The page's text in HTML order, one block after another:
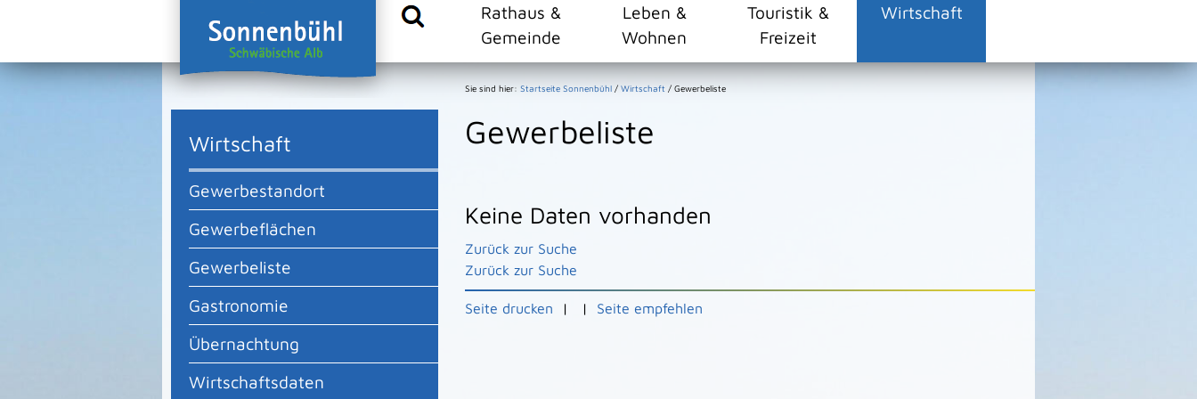
Rathaus &
Gemeinde
Leben &
Wohnen
Touristik &
Freizeit
Wirtschaft
Wirtschaft
Gewerbestandort
Gewerbeflächen
Gewerbeliste
Gastronomie
Übernachtung
Wirtschaftsdaten
Sie sind hier: Startseite Sonnenbühl / Wirtschaft / Gewerbeliste
Gewerbeliste
Keine Daten vorhanden
Zurück zur Suche
Zurück zur Suche
Seite drucken | | Seite empfehlen